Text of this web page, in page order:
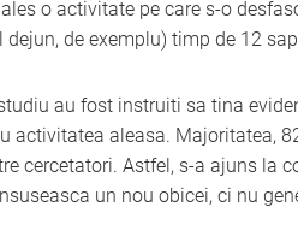
o activitate pe care s-o
dejun, de exemplu) timp de 12
au fost instruiti sa tina
activitatea aleasa. Majoritatea,
cercetatori. Astfel, s-a ajuns la
un nou obicei, ci nu